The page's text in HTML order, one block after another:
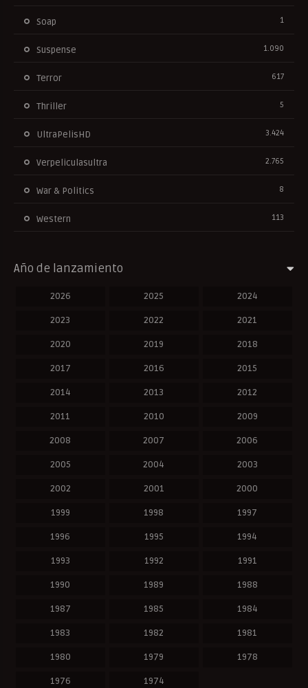
Soap 1
Suspense 1.090
Terror 617
Thriller 5
UltraPelisHD 3.424
Verpeliculasultra 2.765
War & Politics 8
Western 113
Año de lanzamiento
2026 2025 2024
2023 2022 2021
2020 2019 2018
2017 2016 2015
2014 2013 2012
2011 2010 2009
2008 2007 2006
2005 2004 2003
2002 2001 2000
1999 1998 1997
1996 1995 1994
1993 1992 1991
1990 1989 1988
1987 1985 1984
1983 1982 1981
1980 1979 1978
1976 1974